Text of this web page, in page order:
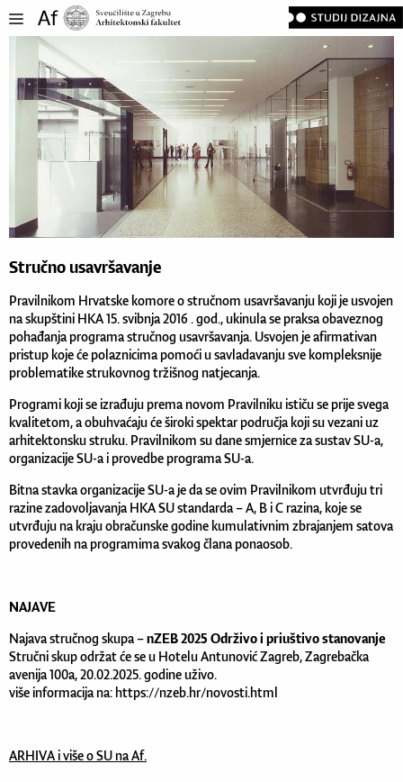
Stručno usavršavanje
Pravilnikom Hrvatske komore o stručnom usavršavanju koji je usvojen
na skupštini HKA 15. svibnja 2016 . god., ukinula se praksa obaveznog
pohađanja programa stručnog usavršavanja. Usvojen je afirmativan
pristup koje će polaznicima pomoći u savladavanju sve kompleksnije
problematike strukovnog tržišnog natjecanja.
Programi koji se izrađuju prema novom Pravilniku ističu se prije svega
kvalitetom, a obuhvaćaju će široki spektar područja koji su vezani uz
arhitektonsku struku. Pravilnikom su dane smjernice za sustav SU-a,
organizacije SU-a i provedbe programa SU-a.
Bitna stavka organizacije SU-a je da se ovim Pravilnikom utvrđuju tri
razine zadovoljavanja HKA SU standarda – A, B i C razina, koje se
utvrđuju na kraju obračunske godine kumulativnim zbrajanjem satova
provedenih na programima svakog člana ponaosob.
NAJAVE
Najava stručnog skupa –nZEB 2025 Održivo i priuštivo stanovanje
Stručni skup održat će se u Hotelu Antunović Zagreb, Zagrebačka
avenija 100a, 20.02.2025. godine uživo.
više informacija na: https://nzeb.hr/novosti.html
ARHIVA i više o SU na Af.